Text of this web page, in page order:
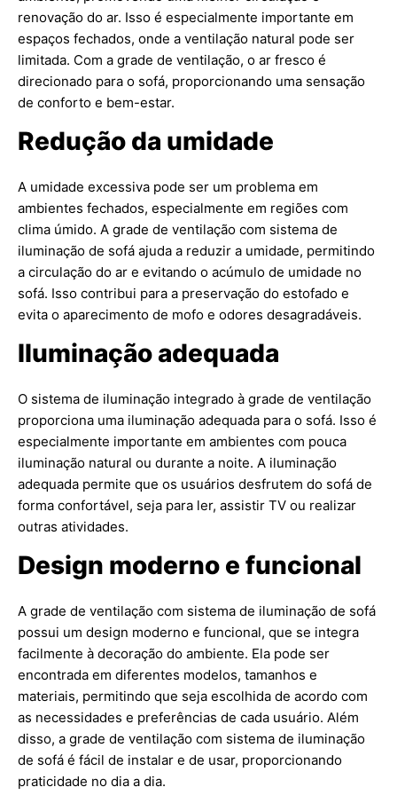
renovação do ar. Isso é especialmente importante em
espaços fechados, onde a ventilação natural pode ser
limitada. Com a grade de ventilação, o ar fresco é
direcionado para o sofá, proporcionando uma sensação
de conforto e bem-estar.
Redução da umidade
A umidade excessiva pode ser um problema em
ambientes fechados, especialmente em regiões com
clima úmido. A grade de ventilação com sistema de
iluminação de sofá ajuda a reduzir a umidade, permitindo
a circulação do ar e evitando o acúmulo de umidade no
sofá. Isso contribui para a preservação do estofado e
evita o aparecimento de mofo e odores desagradáveis.
Iluminação adequada
O sistema de iluminação integrado à grade de ventilação
proporciona uma iluminação adequada para o sofá. Isso é
especialmente importante em ambientes com pouca
iluminação natural ou durante a noite. A iluminação
adequada permite que os usuários desfrutem do sofá de
forma confortável, seja para ler, assistir TV ou realizar
outras atividades.
Design moderno e funcional
A grade de ventilação com sistema de iluminação de sofá
possui um design moderno e funcional, que se integra
facilmente à decoração do ambiente. Ela pode ser
encontrada em diferentes modelos, tamanhos e
materiais, permitindo que seja escolhida de acordo com
as necessidades e preferências de cada usuário. Além
disso, a grade de ventilação com sistema de iluminação
de sofá é fácil de instalar e de usar, proporcionando
praticidade no dia a dia.